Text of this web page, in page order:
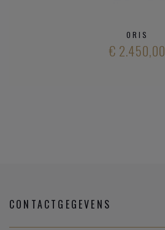
ORIS
€ 2.450,00
CONTACTGEGEVENS